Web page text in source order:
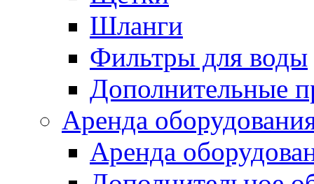
Шланги
Фильтры для воды
Дополнительные
Аренда
Аренда